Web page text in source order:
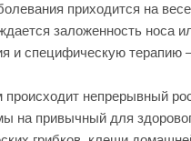
приходится на
заложенность носа
и специфическую терапию
непрерывный
на привычный для